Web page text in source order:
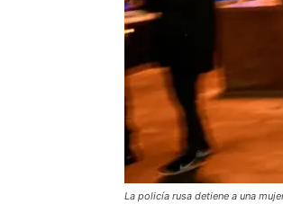
La policía rusa detiene a una